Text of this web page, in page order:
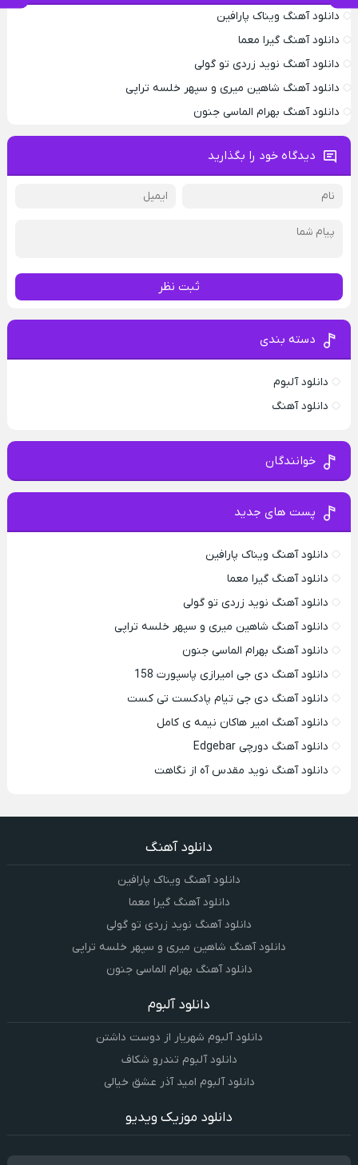
دانلود آهنگ ویناک پارافین
دانلود آهنگ گیرا معما
دانلود آهنگ نوید زردی تو گولی
دانلود آهنگ شاهین میری و سپهر خلسه تراپی
دانلود آهنگ بهرام الماسی جنون
دیدگاه خود را بگذارید
ثبت نظر
دسته بندی
دانلود آلبوم
دانلود آهنگ
خوانندگان
پست های جدید
دانلود آهنگ ویناک پارافین
دانلود آهنگ گیرا معما
دانلود آهنگ نوید زردی تو گولی
دانلود آهنگ شاهین میری و سپهر خلسه تراپی
دانلود آهنگ بهرام الماسی جنون
دانلود آهنگ دی جی امیرازی پاسپورت 158
دانلود آهنگ دی جی تیام پادکست تی کست
دانلود آهنگ امیر هاکان نیمه ی کامل
دانلود آهنگ دورچی Edgebar
دانلود آهنگ نوید مقدس آه از نگاهت
دانلود آهنگ
دانلود آهنگ ویناک پارافین
دانلود آهنگ گیرا معما
دانلود آهنگ نوید زردی تو گولی
دانلود آهنگ شاهین میری و سپهر خلسه تراپی
دانلود آهنگ بهرام الماسی جنون
دانلود آلبوم
دانلود آلبوم شهریار از دوست داشتن
دانلود آلبوم تندرو شکاف
دانلود آلبوم امید آذر عشق خیالی
دانلود موزیک ویدیو